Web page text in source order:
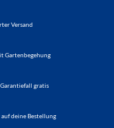
Versand
Gartenbegehung
gratis
auf deine Bestellung